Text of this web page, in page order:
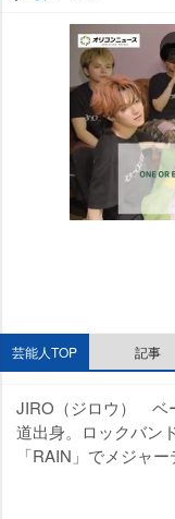
芸能人TOP 記事
JIRO（ジロウ） ベ
道出身。ロックバン
「RAIN」でメジャー